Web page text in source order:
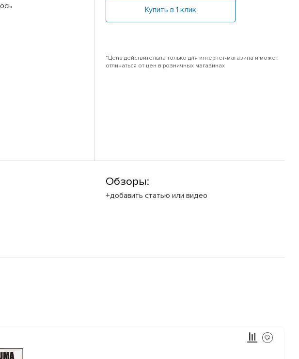
Купить в 1 клик
*Цена действительна только для интернет-магазина и может
отличаться от цен в розничных магазинах
Обзоры:
+добавить статью или видео